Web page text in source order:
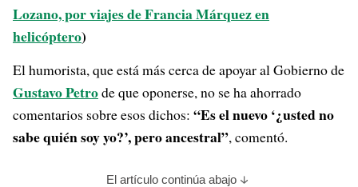
Lozano, por viajes de Francia Márquez en
helicóptero)
El humorista, que está más cerca de apoyar al Gobierno de
Gustavo Petrode que oponerse, no se ha ahorrado
comentarios sobre esos dichos: “Es el nuevo ‘¿usted no
sabe quién soy yo?’, pero ancestral”, comentó.
El artículo continúa abajo